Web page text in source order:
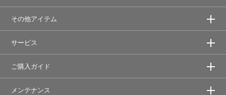
その他アイテム
サービス
ご購入ガイド
メンテナンス